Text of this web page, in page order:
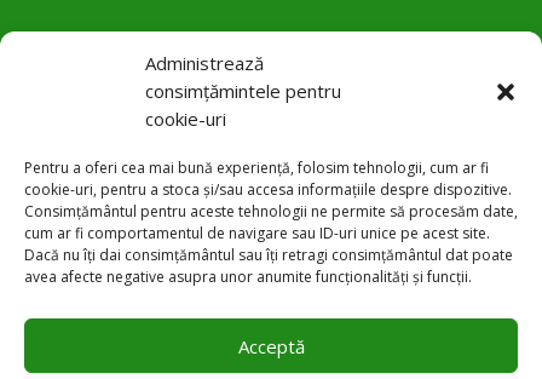
Administrează
consimțămintele pentru
cookie-uri
Pentru a oferi cea mai bună experiență, folosim tehnologii, cum ar fi
cookie-uri, pentru a stoca și/sau accesa informațiile despre dispozitive.
Consimțământul pentru aceste tehnologii ne permite să procesăm date,
cum ar fi comportamentul de navigare sau ID-uri unice pe acest site.
Dacă nu îți dai consimțământul sau îți retragi consimțământul dat poate
avea afecte negative asupra unor anumite funcționalități și funcții.
Acceptă
 Str. Trandafirilor 24, Botoșani
office@pneumobt.ro